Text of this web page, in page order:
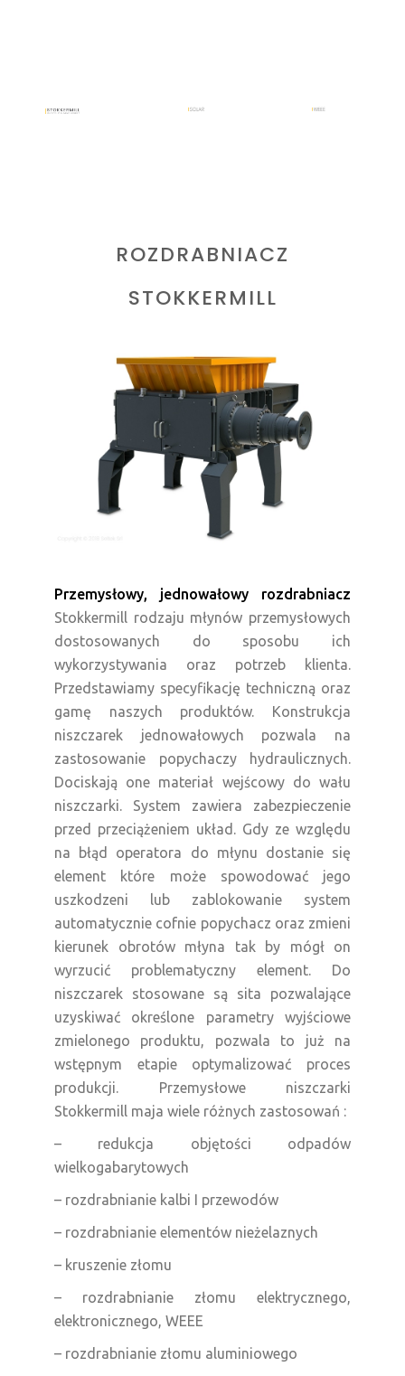
ROZDRABNIACZ
STOKKERMILL
Przemysłowy, jednowałowy rozdrabniacz
Stokkermill rodzaju młynów przemysłowych
dostosowanych do sposobu ich
wykorzystywania oraz potrzeb klienta.
Przedstawiamy specyfikację techniczną oraz
gamę naszych produktów.
Konstrukcja
niszczarek jednowałowych pozwala na
zastosowanie popychaczy hydraulicznych.
Dociskają one materiał wejścowy do wału
niszczarki. System zawiera zabezpieczenie
przed przeciążeniem układ. Gdy ze względu
na błąd operatora do młynu dostanie się
element które może spowodować jego
uszkodzeni lub zablokowanie system
automatycznie cofnie popychacz oraz zmieni
kierunek obrotów młyna tak by mógł on
wyrzucić problematyczny element. Do
niszczarek stosowane są sita pozwalające
uzyskiwać określone parametry wyjściowe
zmielonego produktu, pozwala to już na
wstępnym etapie optymalizować proces
produkcji. Przemysłowe niszczarki
Stokkermill maja wiele różnych zastosowań :
– redukcja objętości odpadów
wielkogabarytowych
– rozdrabnianie kalbi I przewodów
– rozdrabnianie elementów nieżelaznych
– kruszenie złomu
– rozdrabnianie złomu elektrycznego,
elektronicznego, WEEE
– rozdrabnianie złomu aluminiowego